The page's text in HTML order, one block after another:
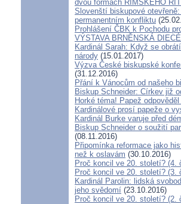
dvou formách ŘÍMSKÉHO
Slovenští biskupové
permanentním konfliktu
Prohlášení ČBK k Pochodu
VÝSTAVA BRNĚNSKÁ
Kardinál Sarah: Když se
národy (15.01.2017)
Výzva České biskupské
(31.12.2016)
Přání k Vánocům od našeho
Biskup Schneider: Církev již
Horké téma! Papež
Kardinálové prosí papeže o
Kardinál Burke varuje před
Biskup Schneider o soužití
(08.11.2016)
Připomínka reformace jako
než k oslavám (30.10.2016)
Proč koncil ve 20. století? (4.
Proč koncil ve 20. století? (3.
Kardinál Parolin: lidská
jeho svědomí (23.10.2016)
Proč koncil ve 20. století? (2.